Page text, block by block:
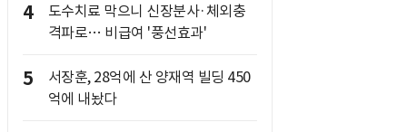
4
도수치료 막으니 신장분사·체외충
격파로… 비급여 '풍선효과'
5
서장훈, 28억에 산 양재역 빌딩 450
억에 내놨다